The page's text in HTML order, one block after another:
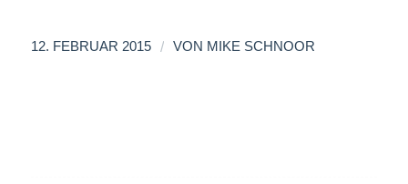
12. FEBRUAR 2015 / VON MIKE SCHNOOR